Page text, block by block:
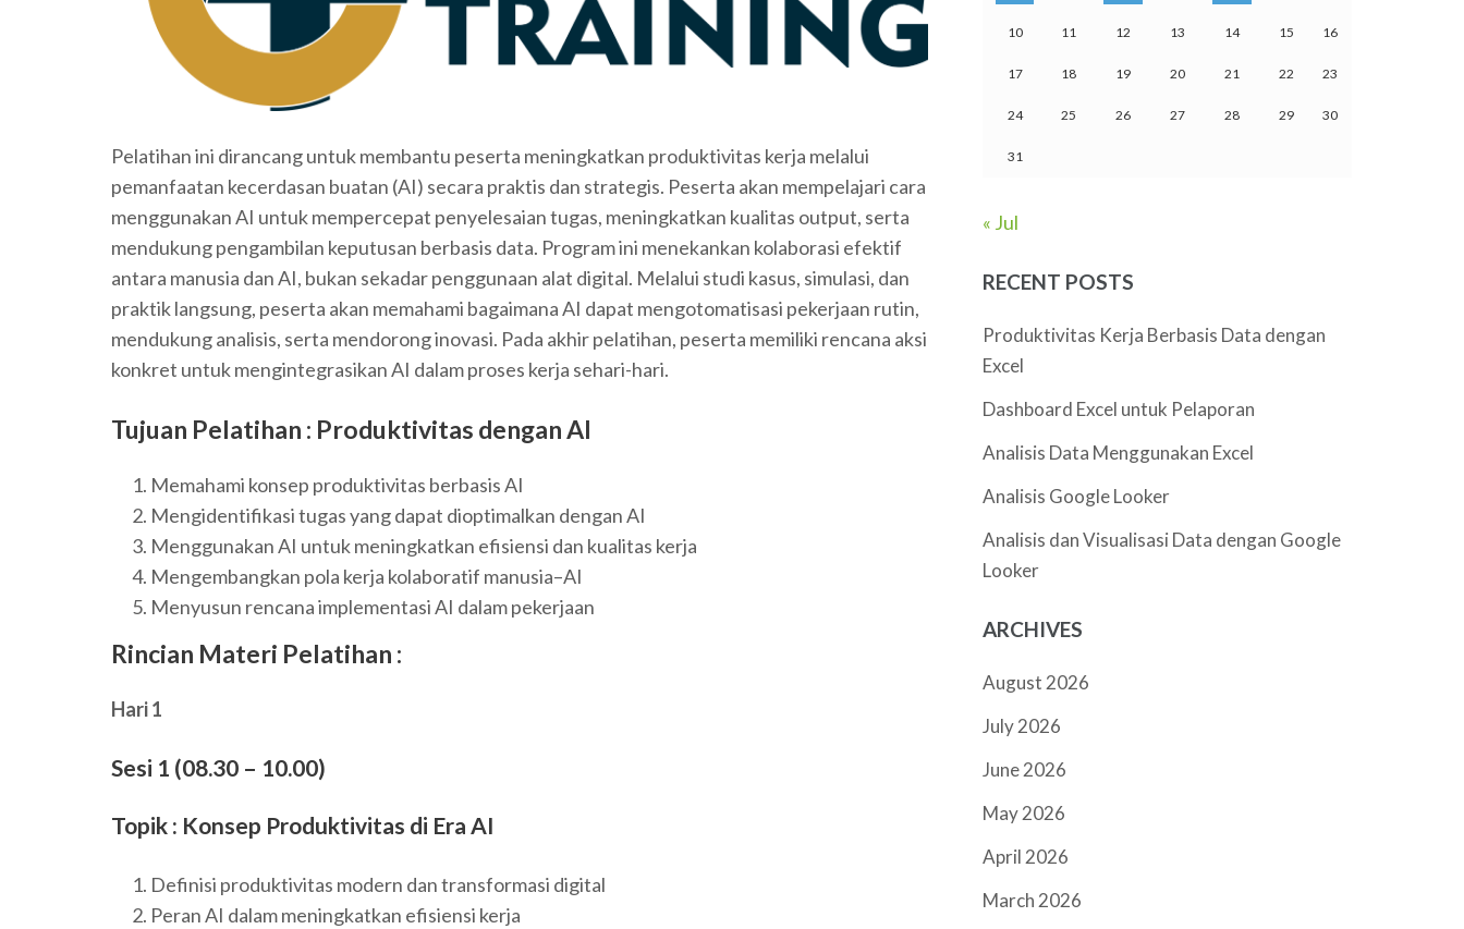
Pelatihan ini dirancang untuk membantu peserta meningkatkan produktivitas kerja melalui
pemanfaatan kecerdasan buatan (AI) secara praktis dan strategis. Peserta akan mempelajari cara
menggunakan AI untuk mempercepat penyelesaian tugas, meningkatkan kualitas output, serta
mendukung pengambilan keputusan berbasis data. Program ini menekankan kolaborasi efektif
antara manusia dan AI, bukan sekadar penggunaan alat digital. Melalui studi kasus, simulasi, dan
praktik langsung, peserta akan memahami bagaimana AI dapat mengotomatisasi pekerjaan rutin,
mendukung analisis, serta mendorong inovasi. Pada akhir pelatihan, peserta memiliki rencana aksi
konkret untuk mengintegrasikan AI dalam proses kerja sehari-hari.
Tujuan Pelatihan : Produktivitas dengan AI
Memahami konsep produktivitas berbasis AI
Mengidentifikasi tugas yang dapat dioptimalkan dengan AI
Menggunakan AI untuk meningkatkan efisiensi dan kualitas kerja
Mengembangkan pola kerja kolaboratif manusia–AI
Menyusun rencana implementasi AI dalam pekerjaan
Rincian Materi Pelatihan :
Hari 1
Sesi 1 (08.30 – 10.00)
Topik : Konsep Produktivitas di Era AI
Definisi produktivitas modern dan transformasi digital
Peran AI dalam meningkatkan efisiensi kerja
10 11 12 13 14 15 16
17 18 19 20 21 22 23
24 25 26 27 28 29 30
31
« Jul
RECENT POSTS
Produktivitas Kerja Berbasis Data dengan
Excel
Dashboard Excel untuk Pelaporan
Analisis Data Menggunakan Excel
Analisis Google Looker
Analisis dan Visualisasi Data dengan Google
Looker
ARCHIVES
August 2026
July 2026
June 2026
May 2026
April 2026
March 2026